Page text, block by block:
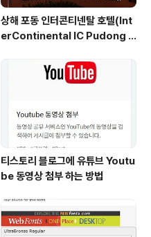
상해 포동 인터콘티넨탈 호텔(Int
erContinental IC Pudong S
티스토리 블로그에 유튜브 Youtu
be 동영상 첨부 하는 방법